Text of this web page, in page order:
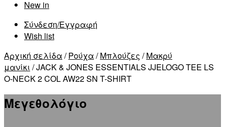
New in
Σύνδεση/Εγγραφή
Wish list
Αρχική σελίδα /Ρούχα /Μπλούζες /Μακρύ
μανίκι / JACK & JONES ESSENTIALS JJELOGO TEE LS
O-NECK 2 COL AW22 SN T-SHIRT
Μεγεθολόγιο